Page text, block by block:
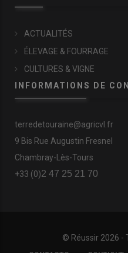
ACTUALITÉS
ÉLEVAGE & FOURRAGE
CULTURES & VIGNE
INFORMATIONS DE
terredetouraine@agricvl.fr
9 Bis Rue Augustin Fresnel
Chambray-Lès-Tours
+33 (0)2 47 25 21 70
© Réussir 2026 -
FOOTER